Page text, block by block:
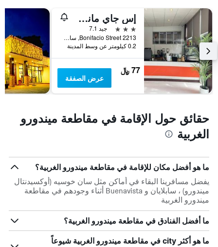
محور
Y
الذي
يعرض
متوسط
سعر
غرفة
إس جاي مانشن هوتل
3 نجوم
جيد 7.1
2213 Bonifacio Street, سان خوسيه (أوكسيدنتال ميندورو), الفلبين
0.2 كيلومتر عن وسط المدينة
77 ﷼
عرض الصفقة
حقائق حول الإقامة في مقاطعة ميندورو
الغربية
ما هو أفضل مكان للإقامة في مقاطعة ميندورو الغربية؟
يفضل مسافرينا البقاء في أماكن مثل سان خوسيه (أوكسيدنتال
ميندورو) ، سابلايان و Buenavista أثناء وجودهم في مقاطعة
ميندورو الغربية
ما أفضل الفنادق في مقاطعة ميندورو الغربية؟
ما هو أكثر city في مقاطعة ميندورو الغربية شيوعاً